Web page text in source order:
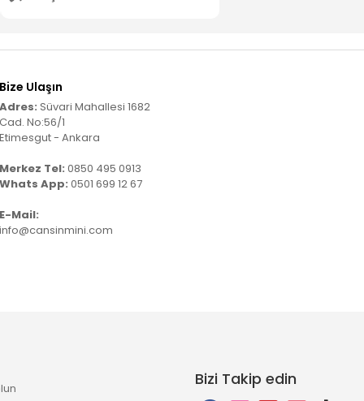
Bize Ulaşın
Adres: Süvari Mahallesi 1682
Cad. No:56/1
Etimesgut - Ankara
Merkez Tel: 0850 495 0913
Whats App: 0501 699 12 67
E-Mail:
info@cansinmini.com
Bizi Takip edin